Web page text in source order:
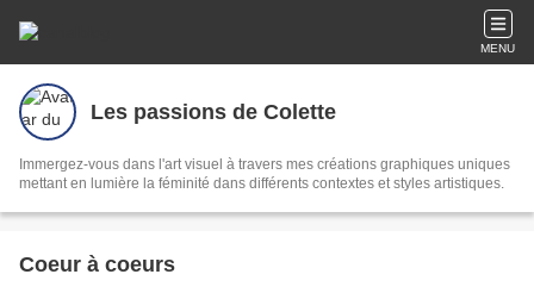
MENU
Les passions de Colette
Immergez-vous dans l'art visuel à travers mes créations graphiques uniques
mettant en lumière la féminité dans différents contextes et styles artistiques.
Coeur à coeurs